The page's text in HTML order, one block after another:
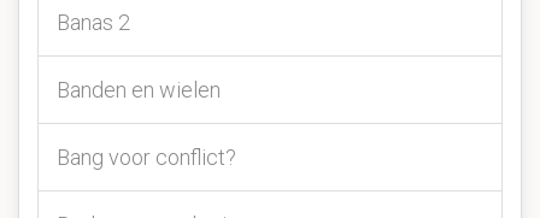
Banas 2
Banden en wielen
Bang voor conflict?